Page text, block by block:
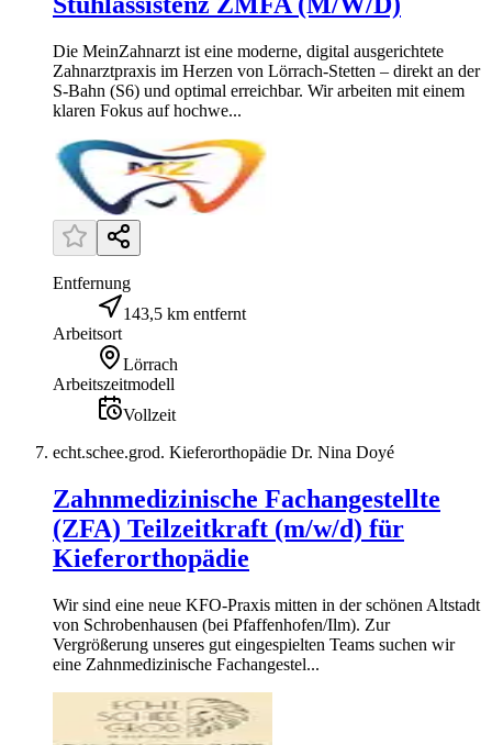
Die MeinZahnarzt ist eine moderne, digital ausgerichtete
Zahnarztpraxis im Herzen von Lörrach-Stetten – direkt an der
S-Bahn (S6) und optimal erreichbar. Wir arbeiten mit einem
klaren Fokus auf hochwe...
Entfernung
143,5 km entfernt
Arbeitsort
Lörrach
Arbeitszeitmodell
Vollzeit
echt.schee.grod. Kieferorthopädie Dr. Nina Doyé
Zahnmedizinische Fachangestellte
(ZFA) Teilzeitkraft (m/w/d) für
Kieferorthopädie
Wir sind eine neue KFO-Praxis mitten in der schönen Altstadt
von Schrobenhausen (bei Pfaffenhofen/Ilm). Zur
Vergrößerung unseres gut eingespielten Teams suchen wir
eine Zahnmedizinische Fachangestel...